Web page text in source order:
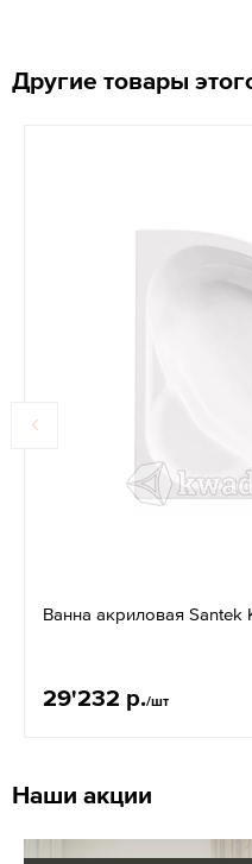
Другие товары
Ванна акриловая Santek
29'232 р./шт
Наши акции